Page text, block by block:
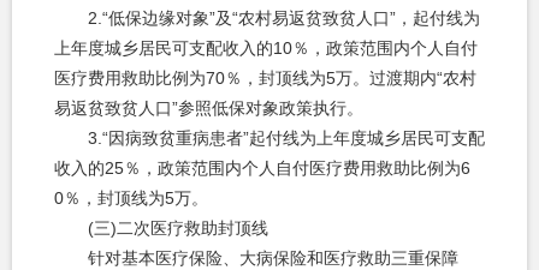
2.“低保边缘对象”及“农村易返贫致贫人口”，起付线为
上年度城乡居民可支配收入的10％，政策范围内个人自付
医疗费用救助比例为70％，封顶线为5万。过渡期内“农村
易返贫致贫人口”参照低保对象政策执行。
3.“因病致贫重病患者”起付线为上年度城乡居民可支配
收入的25％，政策范围内个人自付医疗费用救助比例为6
0％，封顶线为5万。
(三)二次医疗救助封顶线
针对基本医疗保险、大病保险和医疗救助三重保障